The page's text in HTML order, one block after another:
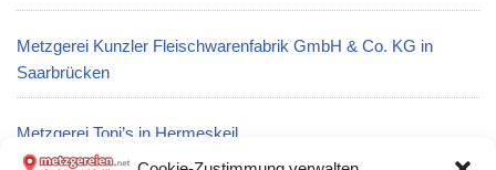
Metzgerei Kunzler Fleischwarenfabrik GmbH & Co. KG in
Saarbrücken
Metzgerei Toni’s in Hermeskeil